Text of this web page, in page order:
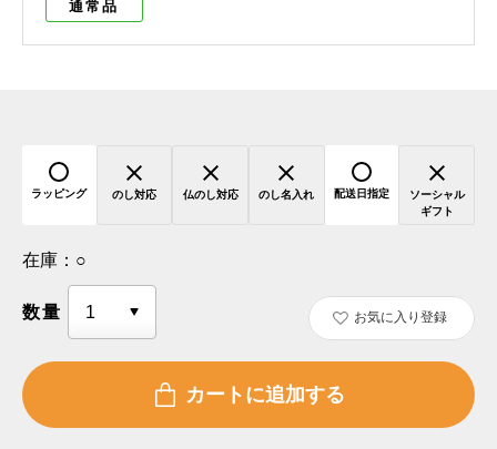
通常品
ラッピング のし対応 仏のし対応 のし名入れ 配送日指定
ソーシャル
ギフト
在庫： ○
数量 お気に入り登録